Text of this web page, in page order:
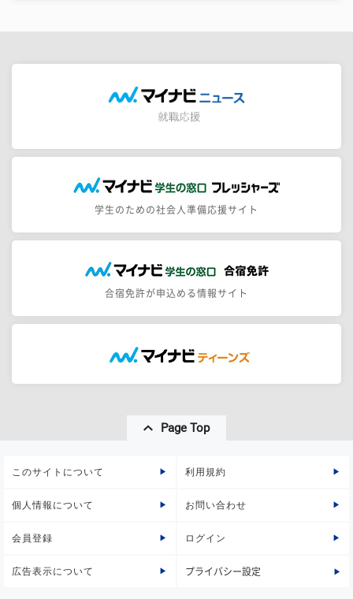
学生のための社会人準備応援サイト
合宿免許が申込める情報サイト
Page Top
このサイトについて 利用規約
個人情報について お問い合わせ
会員登録 ログイン
広告表示について プライバシー設定